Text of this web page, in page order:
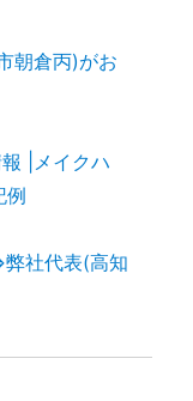
朝倉丙)がお
|メイクハ
例
弊社代表(高知